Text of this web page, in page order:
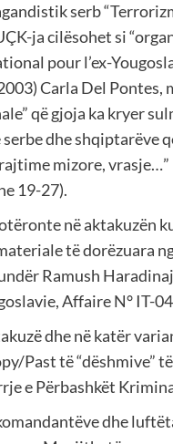
serb
ja cilësohet si
pour l’ex-
Carla Del Pontes,
që gjoja ka kryer
dhe shqiptarëve
mizore,
19-27).
në aktakuzën
të dorëzuara
Ramush
Affaire N° IT-
dhe në katër
Past të “dëshmive”
e Përbashkët
dhe